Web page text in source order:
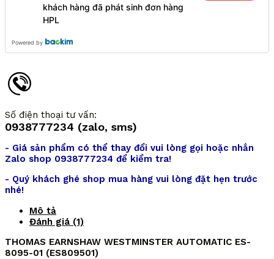
khách hàng đã phát sinh đơn hàng
HPL
Powered by
Số điện thoại tư vấn:
0938777234 (zalo, sms)
- Giá sản phẩm có thể thay đổi vui lòng gọi hoặc nhắn
Zalo shop 0938777234 để kiểm tra!
- Quý khách ghé shop mua hàng vui lòng đặt hẹn trước
nhé!
Mô tả
Đánh giá (1)
THOMAS EARNSHAW WESTMINSTER AUTOMATIC ES-
8095-01 (ES809501)